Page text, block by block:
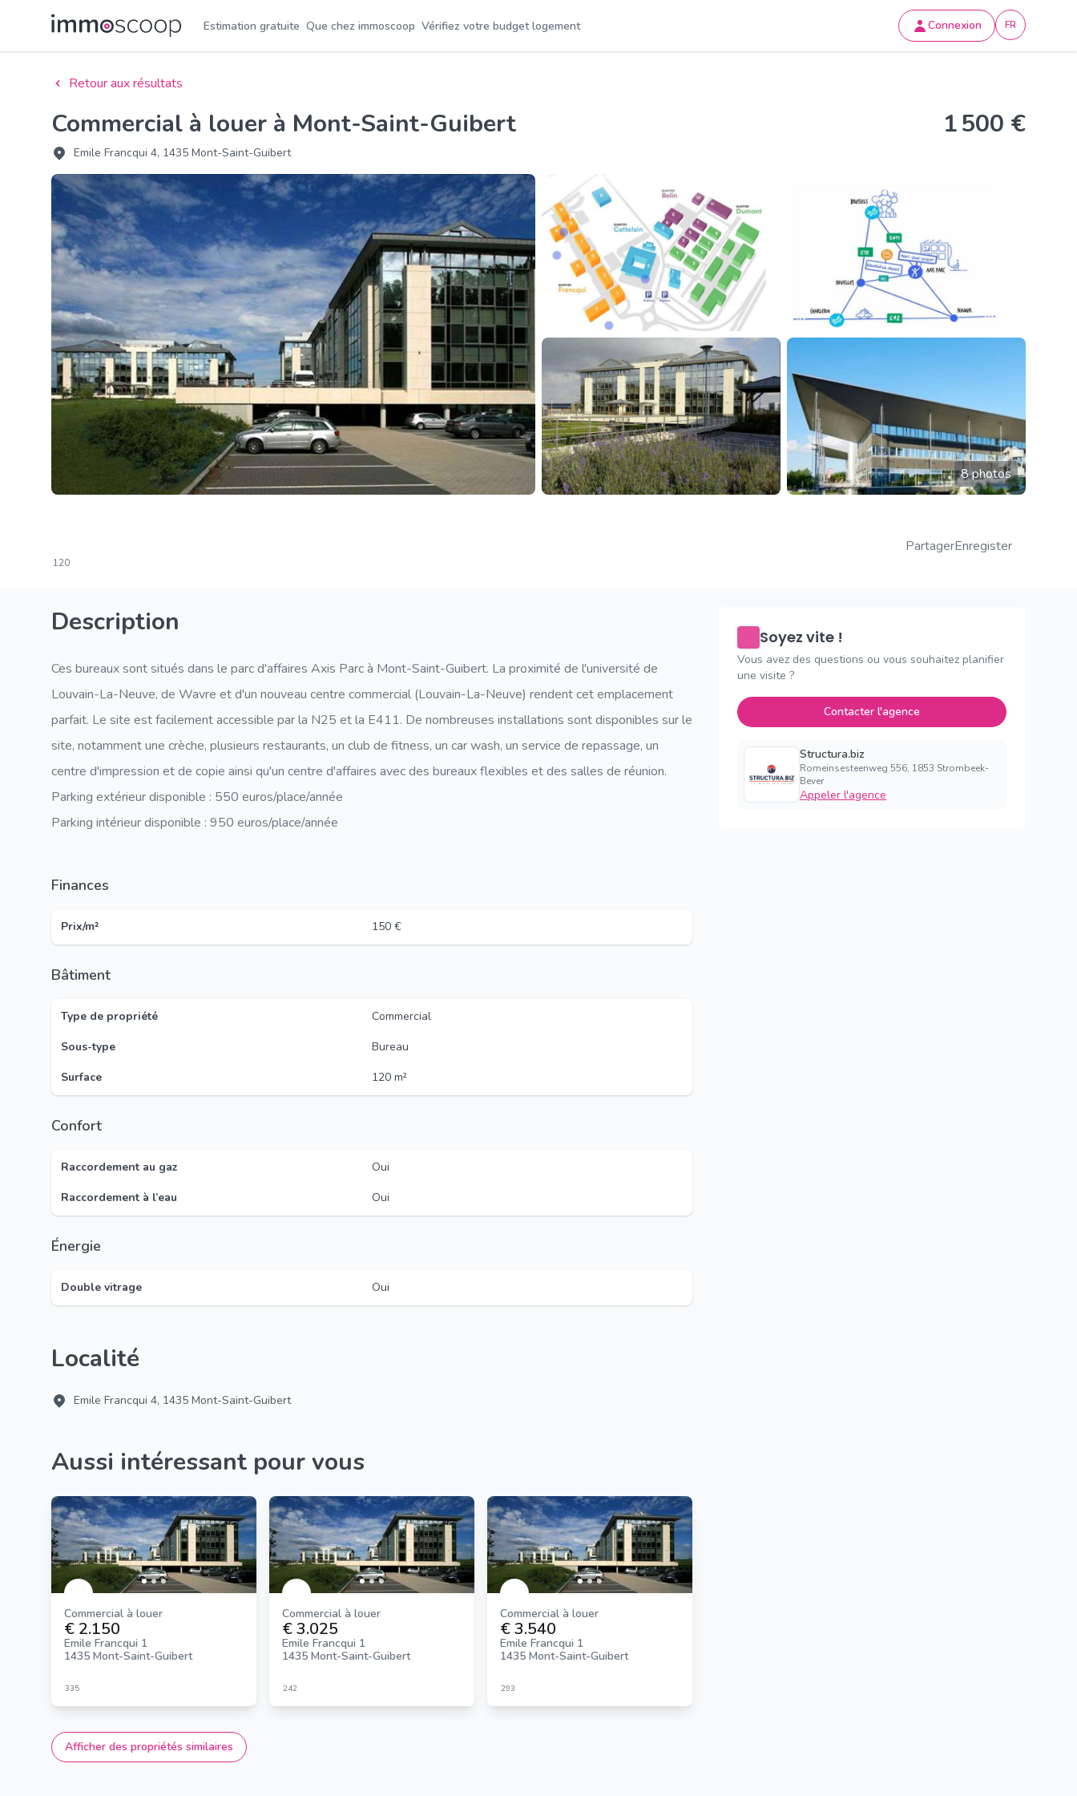
Estimation gratuite Que chez immoscoop Vérifiez votre budget logement Connexion FR
Retour aux résultats
Commercial à louer à Mont-Saint-Guibert
Emile Francqui 4, 1435 Mont-Saint-Guibert
1 500 €
8 photos
120
PartagerEnregister
Description
Ces bureaux sont situés dans le parc d'affaires Axis Parc à Mont-Saint-Guibert. La proximité de l'université de
Louvain-La-Neuve, de Wavre et d'un nouveau centre commercial (Louvain-La-Neuve) rendent cet emplacement
parfait. Le site est facilement accessible par la N25 et la E411. De nombreuses installations sont disponibles sur le
site, notamment une crèche, plusieurs restaurants, un club de fitness, un car wash, un service de repassage, un
centre d'impression et de copie ainsi qu'un centre d'affaires avec des bureaux flexibles et des salles de réunion.
Parking extérieur disponible : 550 euros/place/année
Parking intérieur disponible : 950 euros/place/année
Finances
Prix/m² 150 €
Bâtiment
Type de propriété
Commercial
Sous-type
Bureau
Surface
120 m²
Confort
Raccordement au gaz
Oui
Raccordement à l’eau
Oui
Énergie
Double vitrage Oui
Localité
Emile Francqui 4, 1435 Mont-Saint-Guibert
Aussi intéressant pour vous
Commercial à louer
€ 2.150
Emile Francqui 1
1435 Mont-Saint-Guibert
335
Commercial à louer
€ 3.025
Emile Francqui 1
1435 Mont-Saint-Guibert
242
Commercial à louer
€ 3.540
Emile Francqui 1
1435 Mont-Saint-Guibert
293
Afficher des propriétés similaires
Soyez vite !
Vous avez des questions ou vous souhaitez planifier
une visite ?
Contacter l'agence
Structura.biz
Romeinsesteenweg 556, 1853 Strombeek-
Bever
Appeler l'agence